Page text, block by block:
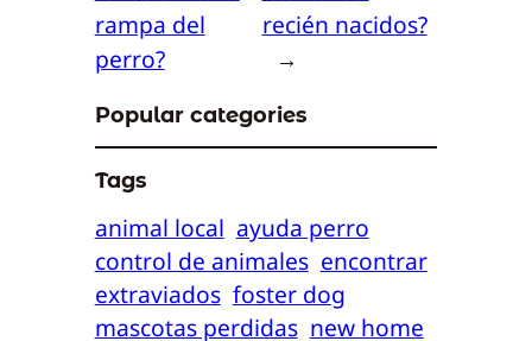
rampa del
perro?
recién nacidos?
→
Popular categories
Tags
animal local ayuda perro
control de animales encontrar
extraviados foster dog
mascotas perdidas new home